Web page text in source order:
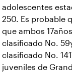
adolescentes
250. Es probable
que ambos
clasificado No.
clasificado No.
juveniles de